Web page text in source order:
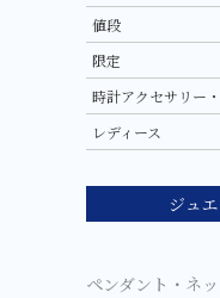
値段
限定
時計アクセサリー
レディース
ジュ
ペンダント・ネ